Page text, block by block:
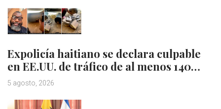
Expolicía haitiano se declara culpable
en EE.UU. de tráfico de al menos 140…
5 agosto, 2026